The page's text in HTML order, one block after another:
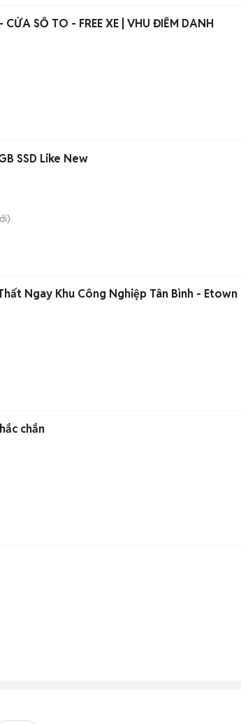
SỔ TO - FREE XE | VHU ĐIỂM DANH
SSD Like New
Ngay Khu Công Nghiệp Tân Bình - Etown
chắn